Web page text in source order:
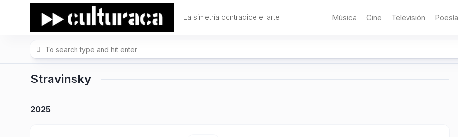
La simetría contradice el arte. Música Cine Televisión Poesía
Stravinsky
2025